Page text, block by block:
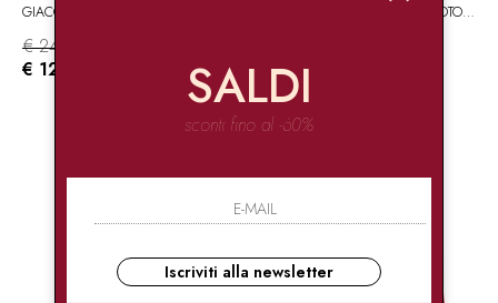
GIACCA IN LINO
€ 249.90
€ 124.95
TRENCH DOPPIOPETTO IN COTONE
€ 124.95
SALDI
sconti fino al -60%
Iscriviti alla newsletter